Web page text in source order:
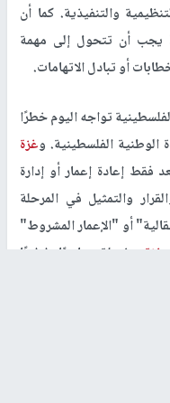
والتنفيذية. كما أن
مراجعة تجربة الانقسام منذ عام 2007 يجب أن تتحول إلى مهمة
أو تبادل الاتهامات.
تواجه اليوم خطرًا
الوطنية الفلسطينية. وغزة
إعادة إعمار أو إدارة
والتمثيل في المرحلة
أو "الإعمار المشروط"
غزة منفصلة سياسيًا وإداريًا